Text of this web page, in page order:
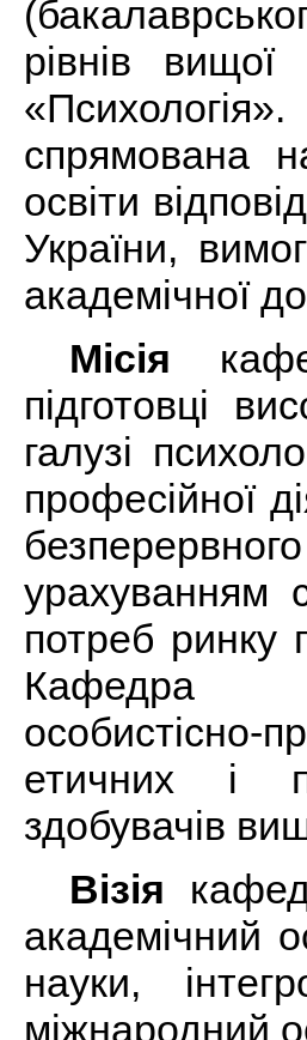
рівнів
спрямована
освіти
України,
академічної
Місія
підготовці
галузі
професійної
урахуванням
потреб ринку
Кафедра
етичних і
здобувачів
Візія
академічний
науки,
міжнародний